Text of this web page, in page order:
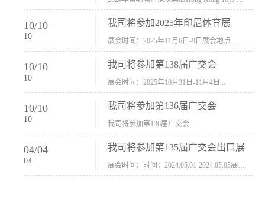
10/10
10
我司将参加2025年印尼体育展
10/10
10
我司将参加第138届广交会
展会时间：2025年10月31日-11月4日...
10/10
10
我司将参加第136届广交会
我司将参加第136届广交会...
04/04
04
我司将参加第135届广交会出口展
展会时间：时间：2024.05.01-2024.05.05展会地址：中国进出口商品交易会展馆福建康莱宝公司展位号12.1G37-38、H11-12，浙江康莱宝展位号17.1B23-24、C19-20...